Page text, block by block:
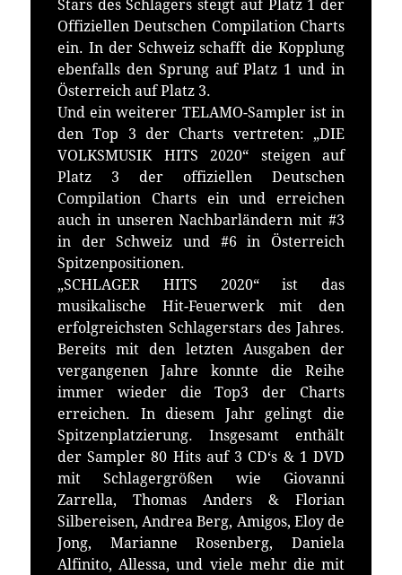
Stars des Schlagers steigt auf Platz 1 der
Offiziellen Deutschen Compilation Charts
ein. In der Schweiz schafft die Kopplung
ebenfalls den Sprung auf Platz 1 und in
Österreich auf Platz 3.
Und ein weiterer TELAMO-Sampler ist in
den Top 3 der Charts vertreten: „DIE
VOLKSMUSIK HITS 2020“ steigen auf
Platz 3 der offiziellen Deutschen
Compilation Charts ein und erreichen
auch in unseren Nachbarländern mit #3
in der Schweiz und #6 in Österreich
Spitzenpositionen.
„SCHLAGER HITS 2020“ ist das
musikalische Hit-Feuerwerk mit den
erfolgreichsten Schlagerstars des Jahres.
Bereits mit den letzten Ausgaben der
vergangenen Jahre konnte die Reihe
immer wieder die Top3 der Charts
erreichen. In diesem Jahr gelingt die
Spitzenplatzierung. Insgesamt enthält
der Sampler 80 Hits auf 3 CD‘s & 1 DVD
mit Schlagergrößen wie Giovanni
Zarrella, Thomas Anders & Florian
Silbereisen, Andrea Berg, Amigos, Eloy de
Jong, Marianne Rosenberg, Daniela
Alfinito, Allessa, und viele mehr die mit